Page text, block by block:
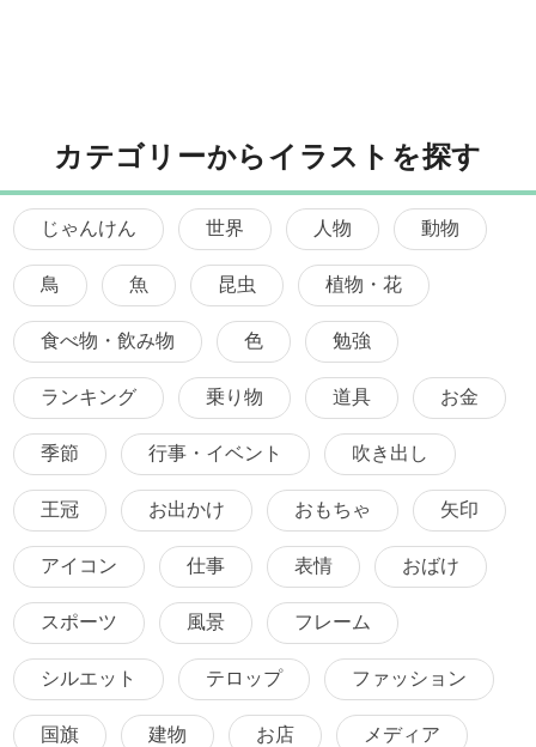
カテゴリーからイラストを探す
じゃんけん 世界 人物 動物
鳥 魚 昆虫 植物・花
食べ物・飲み物 色 勉強
ランキング 乗り物 道具 お金
季節 行事・イベント 吹き出し
王冠 お出かけ おもちゃ 矢印
アイコン 仕事 表情 おばけ
スポーツ 風景 フレーム
シルエット テロップ ファッション
国旗 建物 お店 メディア